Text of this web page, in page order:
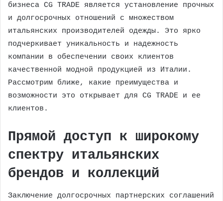
бизнеса CG TRADE является установление прочных
и долгосрочных отношений с множеством
итальянских производителей одежды. Это ярко
подчеркивает уникальность и надежность
компании в обеспечении своих клиентов
качественной модной продукцией из Италии.
Рассмотрим ближе, какие преимущества и
возможности это открывает для CG TRADE и ее
клиентов.
Прямой доступ к широкому
спектру итальянских
брендов и коллекций
Заключение долгосрочных партнерских соглашений